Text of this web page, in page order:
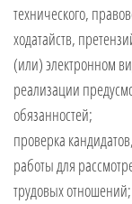
технического,
ходатайств,
(или) электронном
реализации
обязанностей;
проверка
работы для
трудовых отношений;